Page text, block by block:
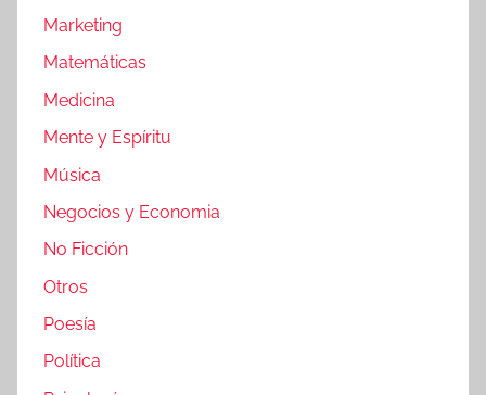
Marketing
Matemáticas
Medicina
Mente y Espíritu
Música
Negocios y Economia
No Ficción
Otros
Poesía
Política